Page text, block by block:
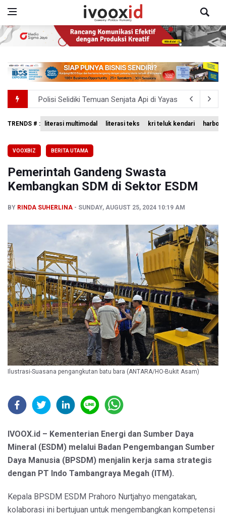
Polisi Selidiki Temuan Senjata Api di Yayasan Sekolah
995 Senjata Api Ditemukan di Sekolah Swasta di
KKI Sebut Ada 10 Nakes Diduga Beri Komentar
Polda Metro Jaya Pulangkan Tiga WNI Korban TPPO dari
TRENDS # : literasi multimodal literasi teks kri teluk kendari
VOOXBIZ BERITA UTAMA
Pemerintah Gandeng Swasta
Kembangkan SDM di Sektor ESDM
BY RINDA SUHERLINA SUNDAY, AUGUST 25, 2024 10:19 AM
Ilustrasi-Suasana pengangkutan batu bara (ANTARA/HO-Bukit Asam)
IVOOX.id – Kementerian Energi dan Sumber Daya
Mineral (ESDM) melalui Badan Pengembangan Sumber
Daya Manusia (BPSDM) menjalin kerja sama strategis
dengan PT Indo Tambangraya Megah (ITM).
Kepala BPSDM ESDM Prahoro Nurtjahyo mengatakan,
kolaborasi ini bertujuan untuk mengembangkan kompetensi